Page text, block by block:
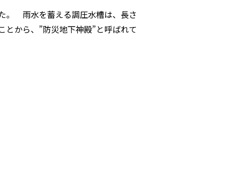
。 雨水を蓄える調圧水槽は、長さ
から、”防災地下神殿”と呼ばれて